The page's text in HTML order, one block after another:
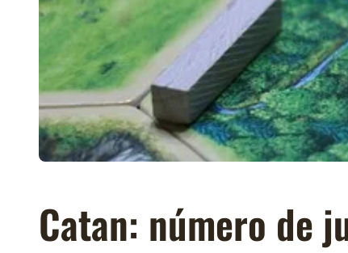
Catan: número de